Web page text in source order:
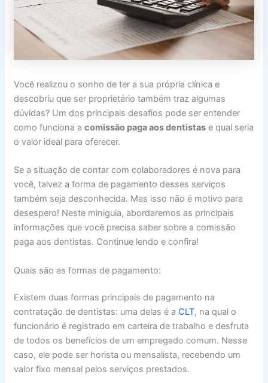
Você realizou o sonho de ter a sua própria clínica e
descobriu que ser proprietário também traz algumas
dúvidas? Um dos principais desafios pode ser entender
como funciona a comissão paga aos dentistase qual seria
o valor ideal para oferecer.
Se a situação de contar com colaboradores é nova para
você, talvez a forma de pagamento desses serviços
também seja desconhecida. Mas isso não é motivo para
desespero! Neste miniguia, abordaremos as principais
informações que você precisa saber sobre a comissão
paga aos dentistas. Continue lendo e confira!
Quais são as formas de pagamento:
Existem duas formas principais de pagamento na
contratação de dentistas: uma delas é a CLT, na qual o
funcionário é registrado em carteira de trabalho e desfruta
de todos os benefícios de um empregado comum. Nesse
caso, ele pode ser horista ou mensalista, recebendo um
valor fixo mensal pelos serviços prestados.